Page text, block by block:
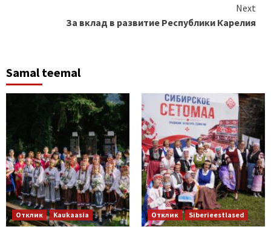
Reading
Next
За вклад в развитие Республики Карелия
Samal teemal
Отклик Kaukaasia Отклик Siberieestlased